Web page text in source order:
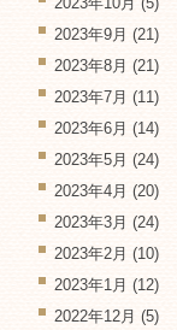
2023年9月 (21)
2023年8月 (21)
2023年7月 (11)
2023年6月 (14)
2023年5月 (24)
2023年4月 (20)
2023年3月 (24)
2023年2月 (10)
2023年1月 (12)
2022年12月 (5)